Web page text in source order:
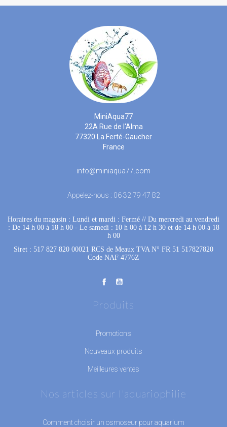
MiniAqua77
22A Rue de l'Alma
77320 La Ferté-Gaucher
France
info@miniaqua77.com
Appelez-nous : 06 32 79 47 82
Horaires du magasin : Lundi et mardi : Fermé // Du mercredi au vendredi
: De 14 h 00 à 18 h 00 - Le samedi : 10 h 00 à 12 h 30 et de 14 h 00 à 18
h 00
Siret : 517 827 820 00021 RCS de Meaux TVA N° FR 51 517827820
Code NAF 4776Z
Produits
Promotions
Nouveaux produits
Meilleures ventes
Nos articles sur l'aquariophilie
Comment choisir un osmoseur pour aquarium